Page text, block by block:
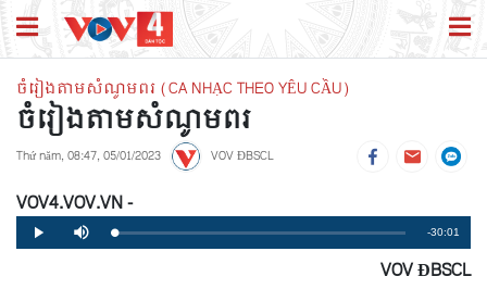
ចំរៀងតាមសំណូមពរ (CA NHẠC THEO YÊU CẦU)
ចំរៀងតាមសំណូមពរ
Thứ năm, 08:47, 05/01/2023 VOV ĐBSCL
VOV4.VOV.VN -
Play Mute Loaded:
0%
Progress:
0%
Remaining
Time
-30:01
VOV ĐBSCL